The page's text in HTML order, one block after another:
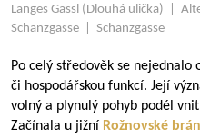
Langes Gassl (Dlouhá ulička) |
Schanzgasse | Schanzgasse
Po celý středověk se
či hospodářskou funkcí. Její
volný a plynulý pohyb podél
Začínala u jižní Rožnovské